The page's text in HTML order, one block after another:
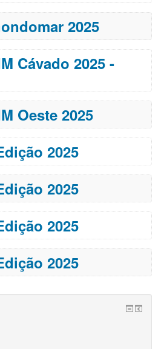
2025
Cávado 2025 -
Oeste 2025
2025
2025
2025
2025